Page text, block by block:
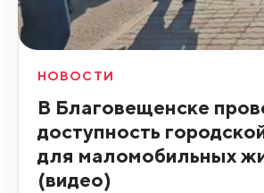
НОВОСТИ
В Благовещенске
доступность
для маломобильных
(видео)